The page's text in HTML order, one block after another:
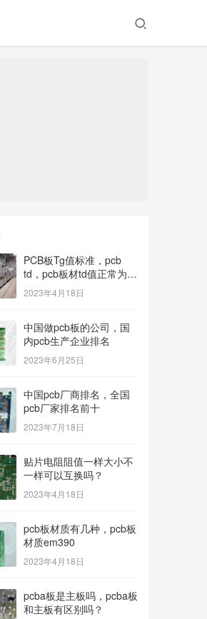
PCB板Tg值标准，pcb
td，pcb板材td值正常为多
少？
2023年4月18日
中国做pcb板的公司，国
内pcb生产企业排名
2023年6月25日
中国pcb厂商排名，全国
pcb厂家排名前十
2023年7月18日
贴片电阻阻值一样大小不
一样可以互换吗？
2023年4月18日
pcb板材质有几种，pcb板
材质em390
2023年4月18日
pcba板是主板吗，pcba板
和主板有区别吗？